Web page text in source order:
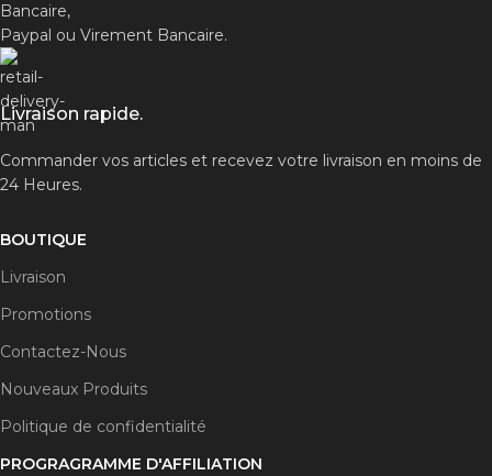
Bancaire,
Paypal ou Virement Bancaire.
Livraison rapide.
Commander vos articles et recevez votre livraison en moins de
24 Heures.
BOUTIQUE
Livraison
Promotions
Contactez-Nous
Nouveaux Produits
Politique de confidentialité
PROGRAGRAMME D'AFFILIATION